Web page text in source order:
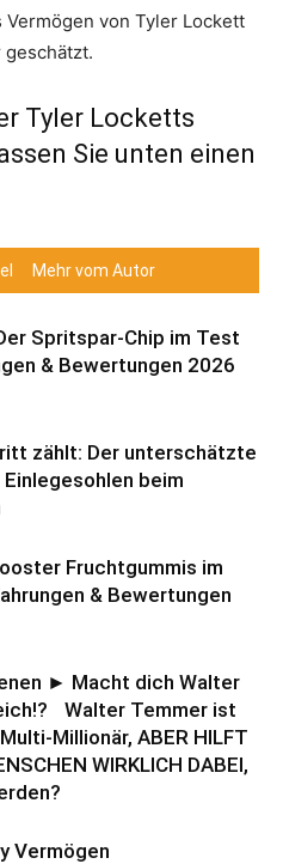
von Tyler Lockett
geschätzt.
Tyler Locketts
Sie unten einen
Mehr vom Autor
Spritspar-Chip im Test
& Bewertungen 2026
zählt: Der unterschätzte
beim
Fruchtgummis im
& Bewertungen
► Macht dich Walter
Walter Temmer ist
Millionär, ABER HILFT
WIRKLICH DABEI,
Vermögen